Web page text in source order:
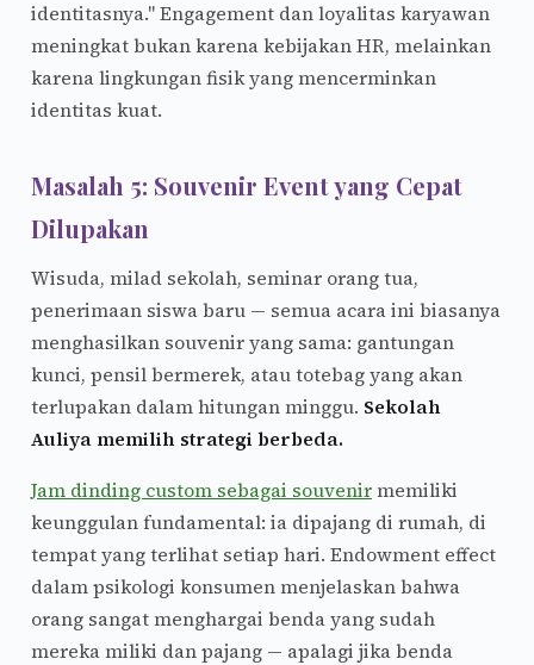
identitasnya." Engagement dan loyalitas karyawan
meningkat bukan karena kebijakan HR, melainkan
karena lingkungan fisik yang mencerminkan
identitas kuat.
Masalah 5: Souvenir Event yang Cepat
Dilupakan
Wisuda, milad sekolah, seminar orang tua,
penerimaan siswa baru — semua acara ini biasanya
menghasilkan souvenir yang sama: gantungan
kunci, pensil bermerek, atau totebag yang akan
terlupakan dalam hitungan minggu. Sekolah
Auliya memilih strategi berbeda.
Jam dinding custom sebagai souvenirmemiliki
keunggulan fundamental: ia dipajang di rumah, di
tempat yang terlihat setiap hari. Endowment effect
dalam psikologi konsumen menjelaskan bahwa
orang sangat menghargai benda yang sudah
mereka miliki dan pajang — apalagi jika benda